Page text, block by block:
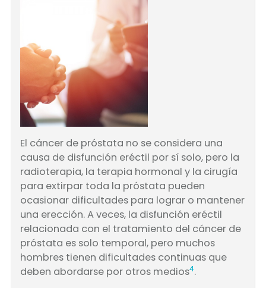
El cáncer de próstata no se considera una
causa de disfunción eréctil por sí solo, pero la
radioterapia, la terapia hormonal y la cirugía
para extirpar toda la próstata pueden
ocasionar dificultades para lograr o mantener
una erección. A veces, la disfunción eréctil
relacionada con el tratamiento del cáncer de
próstata es solo temporal, pero muchos
hombres tienen dificultades continuas que
deben abordarse por otros medios4.